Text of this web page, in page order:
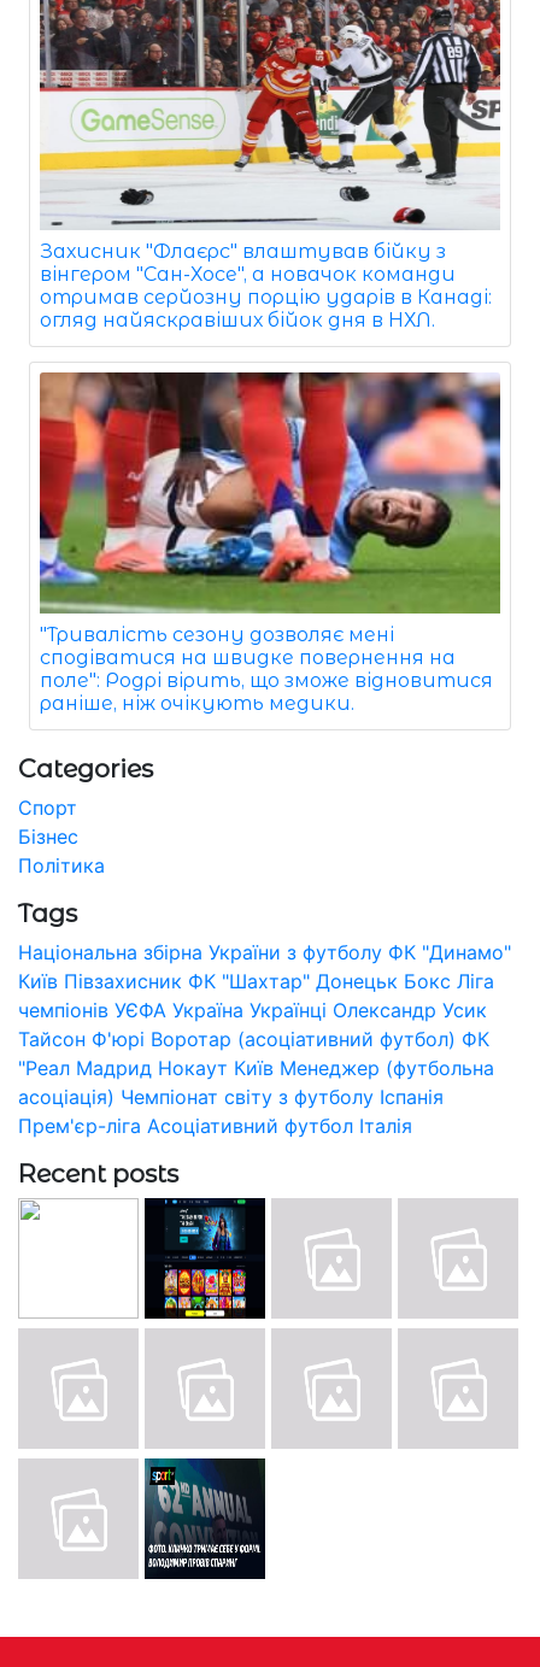
Захисник "Флаєрс" влаштував бійку з
вінгером "Сан-Хосе", а новачок команди
отримав серйозну порцію ударів в Канаді:
огляд найяскравіших бійок дня в НХЛ.
"Тривалість сезону дозволяє мені
сподіватися на швидке повернення на
поле": Родрі вірить, що зможе відновитися
раніше, ніж очікують медики.
Categories
Спорт
Бізнес
Політика
Tags
Національна збірна України з футболу ФК "Динамо"
Київ Півзахисник ФК "Шахтар" Донецьк Бокс Ліга
чемпіонів УЄФА Україна Українці Олександр Усик
Тайсон Ф'юрі Воротар (асоціативний футбол) ФК
"Реал Мадрид Нокаут Київ Менеджер (футбольна
асоціація) Чемпіонат світу з футболу Іспанія
Прем'єр-ліга Асоціативний футбол Італія
Recent posts